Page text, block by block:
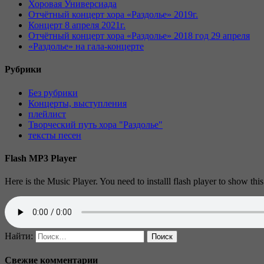
Хоровая Универсиада
Отчётный концерт хора «Раздолье» 2019г.
Концерт 8 апреля 2021г.
Отчётный концерт хора «Раздолье» 2018 год 29 апреля
«Раздолье» на гала-концерте
Рубрики
Без рубрики
Концерты, выступления
плейлист
Творческий путь хора "Раздолье"
тексты песен
Flash MP3 Player
Here is the Music Player. You need to installl flash player to show
Найти:
Свежие комментарии